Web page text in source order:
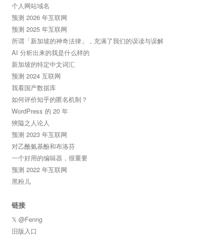
个人网站域名
预测 2026 年互联网
预测 2025 年互联网
所谓「新加坡的神奇法律」，充满了我们的误读与误解
AI 分析出来的我是什么样的
新加坡的特定中文词汇
预测 2024 互联网
我看国产数据库
如何评价知乎的匿名机制？
WordPress 的 20 年
狹隘之人论人
预测 2023 年互联网
对乙酰氨基酚和布洛芬
一个好用的编辑器，很重要
预测 2022 年互联网
黑粉儿
链接
𝕏 @Fenng
旧版入口